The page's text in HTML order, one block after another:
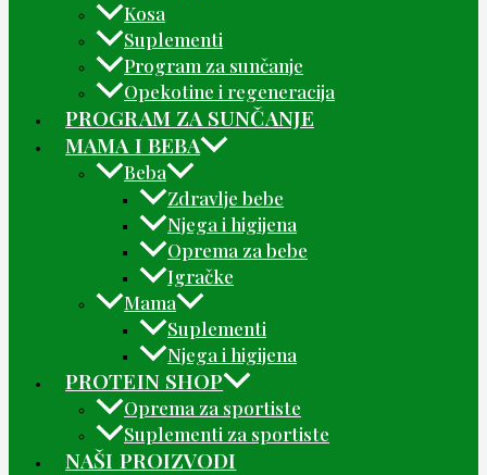
Kosa
Suplementi
Program za sunčanje
Opekotine i regeneracija
PROGRAM ZA SUNČANJE
MAMA I BEBA
Beba
Zdravlje bebe
Njega i higijena
Oprema za bebe
Igračke
Mama
Suplementi
Njega i higijena
PROTEIN SHOP
Oprema za sportiste
Suplementi za sportiste
NAŠI PROIZVODI